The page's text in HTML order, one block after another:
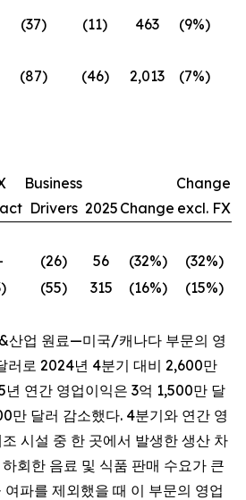
(37) (11) 463 (9%)
(87) (46) 2,013 (7%)
Business
Drivers 2025 Change
Change
excl. FX
(26) 56 (32%)
(32%)
(55) 315 (16%) (15%)
산업 원료—미국/캐나다 부문의 영
러로 2024년 4분기 대비 2,600만
년 연간 영업이익은 3억 1,500만 달
만 달러 감소했다. 4분기와 연간 영
시설 중 한 곳에서 발생한 생산 차
회한 음료 및 식품 판매 수요가 큰
여파를 제외했을 때 이 부문의 영업